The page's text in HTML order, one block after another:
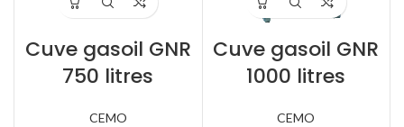
Cuve gasoil GNR
750 litres
CEMO
Cuve gasoil GNR
1000 litres
CEMO